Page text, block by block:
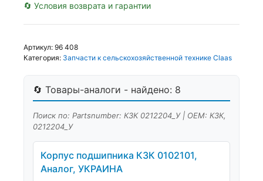
🔄 Условия возврата и гарантии
Артикул: 96 408
Категория: Запчасти к сельскохозяйственной технике Claas
🔄 Товары-аналоги - найдено: 8
Поиск по: Partsnumber: КЗК 0212204_У | OEM: КЗК,
0212204_У
Корпус подшипника КЗК 0102101,
Аналог, УКРАИНА